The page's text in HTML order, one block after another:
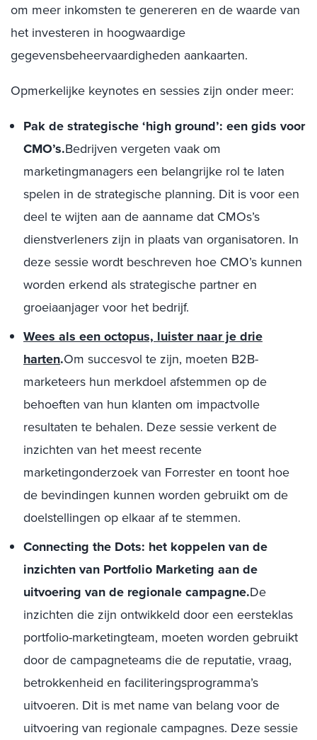
om meer inkomsten te genereren en de waarde van
het investeren in hoogwaardige
gegevensbeheervaardigheden aankaarten.
Opmerkelijke keynotes en sessies zijn onder meer:
Pak de strategische ‘high ground’: een gids voor
CMO’s.Bedrijven vergeten vaak om
marketingmanagers een belangrijke rol te laten
spelen in de strategische planning. Dit is voor een
deel te wijten aan de aanname dat CMOs’s
dienstverleners zijn in plaats van organisatoren. In
deze sessie wordt beschreven hoe CMO’s kunnen
worden erkend als strategische partner en
groeiaanjager voor het bedrijf.
Wees als een octopus, luister naar je drie
harten.Om succesvol te zijn, moeten B2B-
marketeers hun merkdoel afstemmen op de
behoeften van hun klanten om impactvolle
resultaten te behalen. Deze sessie verkent de
inzichten van het meest recente
marketingonderzoek van Forrester en toont hoe
de bevindingen kunnen worden gebruikt om de
doelstellingen op elkaar af te stemmen.
Connecting the Dots: het koppelen van de
inzichten van Portfolio Marketing aan de
uitvoering van de regionale campagne.De
inzichten die zijn ontwikkeld door een eersteklas
portfolio-marketingteam, moeten worden gebruikt
door de campagneteams die de reputatie, vraag,
betrokkenheid en faciliteringsprogramma’s
uitvoeren. Dit is met name van belang voor de
uitvoering van regionale campagnes. Deze sessie